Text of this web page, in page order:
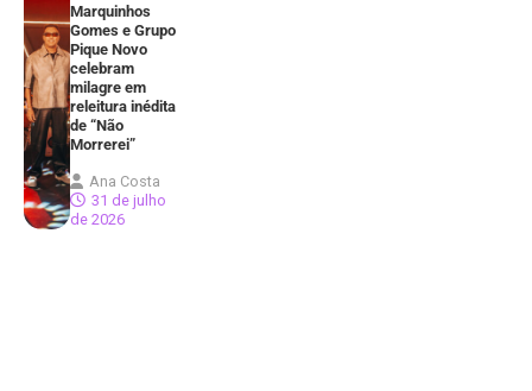
Marquinhos
Gomes e Grupo
Pique Novo
celebram
milagre em
releitura inédita
de “Não
Morrerei”
Ana Costa
31 de julho
de 2026